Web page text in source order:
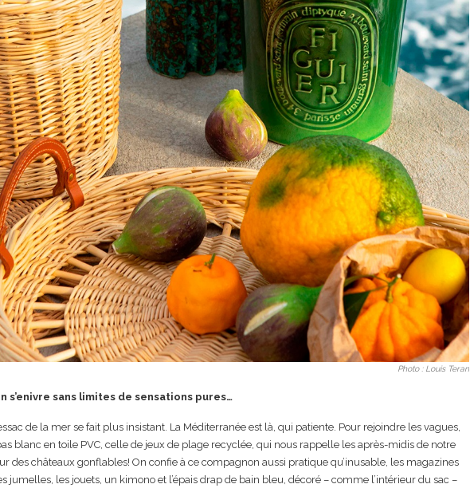
Photo : Louis Teran
s’enivre sans limites de sensations pures…
de la mer se fait plus insistant. La Méditerranée est là, qui patiente. Pour rejoindre les vagues,
blanc en toile PVC, celle de jeux de plage recyclée, qui nous rappelle les après-midis de notre
des châteaux gonflables! On confie à ce compagnon aussi pratique qu’inusable, les magazines
jumelles, les jouets, un kimono et l’épais drap de bain bleu, décoré – comme l’intérieur du sac –